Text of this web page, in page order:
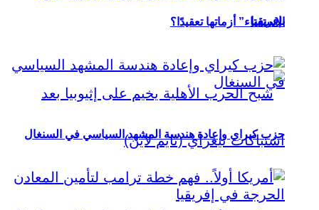
بإفريقيا
الاستفتاء” أزماتها تعقيدًا؟
حزب كيراي وإعادة هندسة المشهد السياسي في السنغال